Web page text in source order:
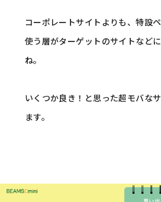
コーポレートサイトよりも、特設
使う層がターゲットのサイトなど
ね。
いくつか良き！と思った超モバな
ます。